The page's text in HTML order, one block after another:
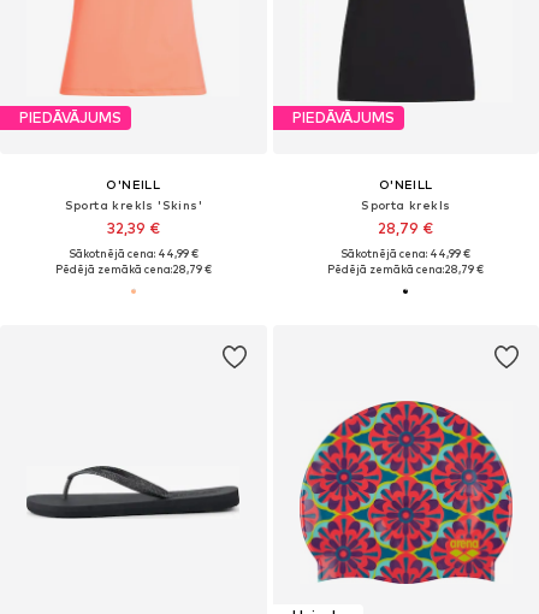
PIEDĀVĀJUMS
O'NEILL
Sporta krekls 'Skins'
32,39 €
Sākotnējā cena: 44,99 €
Pēdējā zemākā cena:28,79 €
PIEDĀVĀJUMS
O'NEILL
Sporta krekls
28,79 €
Sākotnējā cena: 44,99 €
Pēdējā zemākā cena:28,79 €